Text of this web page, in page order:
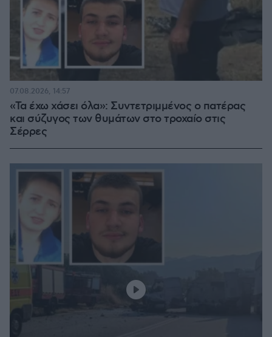
«Τα έχω χάσει όλα»: Συντετριμμένος ο πατέρας
και σύζυγος των θυμάτων στο τροχαίο στις
Σέρρες
07.08.2026, 14:57